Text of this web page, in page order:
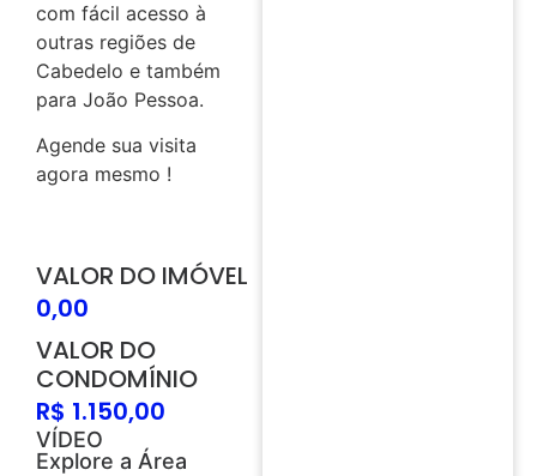
com fácil acesso à
outras regiões de
Cabedelo e também
para João Pessoa.
Agende sua visita
agora mesmo !
VALOR DO IMÓVEL
0,00
VALOR DO
CONDOMÍNIO
R$ 1.150,00
VÍDEO
Explore a Área